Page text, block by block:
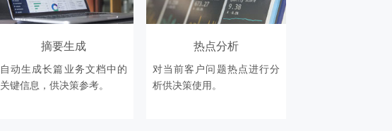
摘要生成
自动生成长篇业务文档中的
关键信息，供决策参考。
热点分析
对当前客户问题热点进行分
析供决策使用。